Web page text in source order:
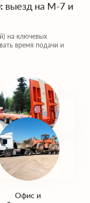
выезд на М-7 и
на ключевых
время подачи и
База ЗАПАД
(Одинцово)
Офис и